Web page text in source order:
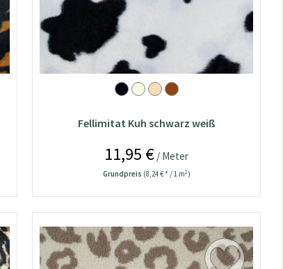
Fellimitat Kuh schwarz weiß
11,95 € / Meter
Grundpreis (8,24 € * / 1 m²)